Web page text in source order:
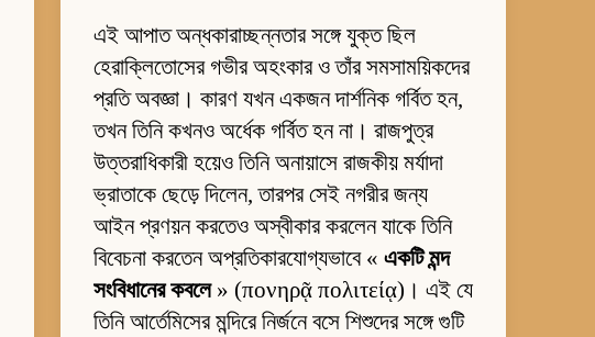
এই আপাত অন্ধকারাচ্ছন্নতার সঙ্গে যুক্ত ছিল
হেরাক্লিতোসের গভীর অহংকার ও তাঁর সমসাময়িকদের
প্রতি অবজ্ঞা। কারণ যখন একজন দার্শনিক গর্বিত হন,
তখন তিনি কখনও অর্ধেক গর্বিত হন না। রাজপুত্র
উত্তরাধিকারী হয়েও তিনি অনায়াসে রাজকীয় মর্যাদা
ভ্রাতাকে ছেড়ে দিলেন, তারপর সেই নগরীর জন্য
আইন প্রণয়ন করতেও অস্বীকার করলেন যাকে তিনি
বিবেচনা করতেন অপ্রতিকারযোগ্যভাবে «একটি মন্দ
সংবিধানের কবলে» (πονηρᾷ πολιτείᾳ)। এই যে
তিনি আর্তেমিসের মন্দিরে নির্জনে বসে শিশুদের সঙ্গে গুটি